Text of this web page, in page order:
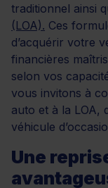
traditionnel ainsi
(LOA). Ces
d’acquérir votre
financières
selon vos
vous invitons à
auto et à la LOA,
véhicule
Une